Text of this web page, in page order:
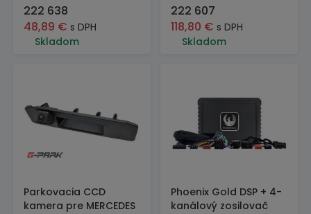
222 638
48,89 € s DPH
Skladom
222 607
118,80 € s DPH
Skladom
Parkovacia CCD
kamera pre MERCEDES
Phoenix Gold DSP + 4-
kanálový zosilovač